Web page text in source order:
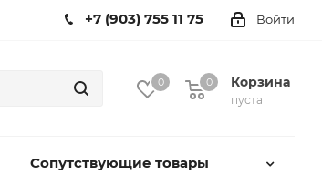
Войти
+7 (903) 755 11 75
0 Корзина
пуста
0
Сопутствующие товары